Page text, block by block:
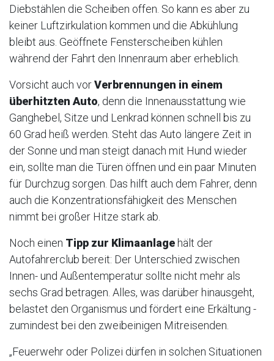
Diebstählen die Scheiben offen. So kann es aber zu
keiner Luftzirkulation kommen und die Abkühlung
bleibt aus. Geöffnete Fensterscheiben kühlen
während der Fahrt den Innenraum aber erheblich.
Vorsicht auch vorVerbrennungen in einem
überhitzten Auto, denn die Innenausstattung wie
Ganghebel, Sitze und Lenkrad können schnell bis zu
60 Grad heiß werden. Steht das Auto längere Zeit in
der Sonne und man steigt danach mit Hund wieder
ein, sollte man die Türen öffnen und ein paar Minuten
für Durchzug sorgen. Das hilft auch dem Fahrer, denn
auch die Konzentrationsfähigkeit des Menschen
nimmt bei großer Hitze stark ab.
Noch einen Tipp zur Klimaanlage hält der
Autofahrerclub bereit: Der Unterschied zwischen
Innen- und Außentemperatur sollte nicht mehr als
sechs Grad betragen. Alles, was darüber hinausgeht,
belastet den Organismus und fördert eine Erkältung -
zumindest bei den zweibeinigen Mitreisenden.
„Feuerwehr oder Polizei dürfen in solchen Situationen